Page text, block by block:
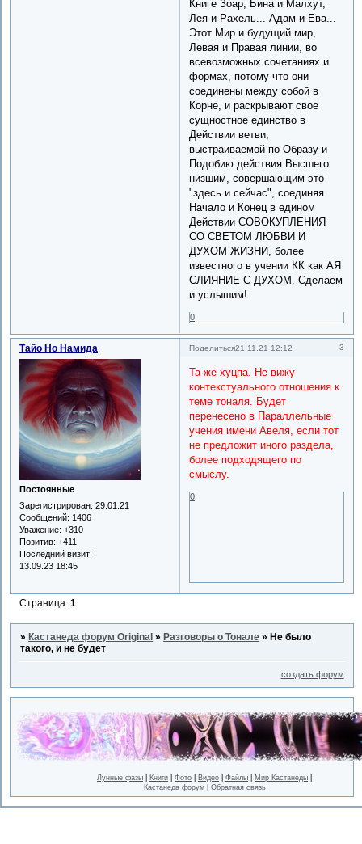
Книге Зоар, Бина и Малхут,
Лея и Рахель... Адам и Ева...
Этот Мир и будущий мир,
Левая и Правая линии, во
всевозможных сочетаниях и
формах, потому что они
соединены между собой в
Корне, и раскрывают свое
сущностное единство в
Действии ветви,
выстраиваемой по Образу и
Подобию действия Высшего
низшим, совершающим это
"здесь и сейчас", соединяя
Начало и Конец в едином
Действии СОВОКУПЛЕНИЯ
СО СВЕТОМ ЛЮБВИ И
ДУХОМ ЖИЗНИ, более
известного в учении КК как АЯ
СЛИЯНИЕ С ДУХОМ. Сделаем
и услышим!
0
Поделиться 3
21.11.21 12:12
Тайо Но Намида
Постоянные
Зарегистрирован: 29.01.21
Сообщений: 1406
Уважение: +310
Позитив: +411
Последний визит:
13.09.23 18:45
Та же хуцпа. Не вижу
контекстуального отношения к
теме тоналя. Будет
перенесено в Параллельные
учения имени Авеля, если тот
не предложит иного раздела,
более подходящего по
смыслу.
0
Страница:1
» Кастанеда форум Original » Разговоры о Тонале » Не было
такого, и не будет
создать форум
Лунные фазы Книги Фото Видео Файлы Мир Кастанеды
Кастанеда форум| Обратная связь